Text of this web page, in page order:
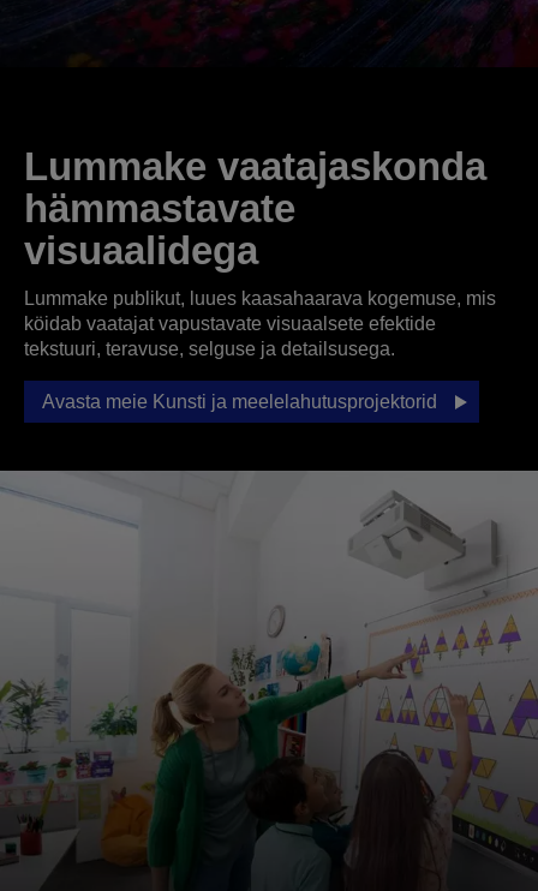
Lummake vaatajaskonda
hämmastavate
visuaalidega
Lummake publikut, luues kaasahaarava kogemuse, mis
köidab vaatajat vapustavate visuaalsete efektide
tekstuuri, teravuse, selguse ja detailsusega.
Avasta meie Kunsti ja meelelahutusprojektorid